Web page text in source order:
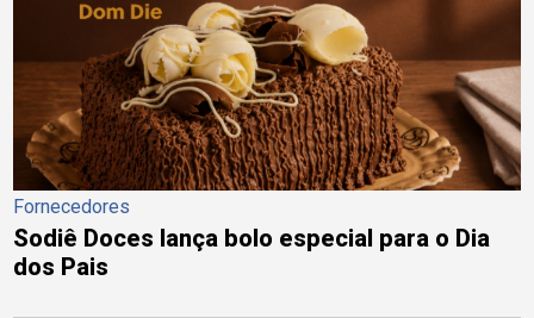
Fornecedores
Sodiê Doces lança bolo especial para o Dia
dos Pais